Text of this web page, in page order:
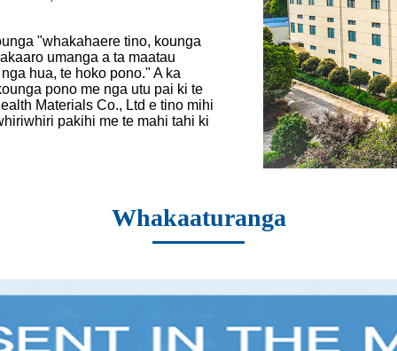
"whakahaere tino, kounga
umanga a ta maatau
hua, te hoko pono." A ka
pono me nga utu pai ki te
Materials Co., Ltd e tino mihi
pakihi me te mahi tahi ki
Whakaaturanga